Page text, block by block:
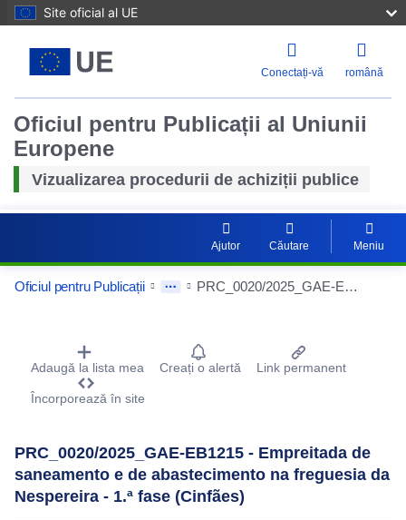
Site oficial al UE
Conectați-vă română
Oficiul pentru Publicații al Uniunii
Europene
Vizualizarea procedurii de achiziții publice
Ajutor Căutare Meniu
Oficiul pentru Publicații PRC_0020/2025_GAE-EB1215 - Empreitada de saneamento e de abastecimento na freguesia da Nespereira - 1.ª fase (Cinfães)
Procurement Detail Actions Portlet
Adaugă la lista mea Creați o alertă Link permanent
Încorporează în site
PRC_0020/2025_GAE-EB1215 - Empreitada de
saneamento e de abastecimento na freguesia da
Nespereira - 1.ª fase (Cinfães)